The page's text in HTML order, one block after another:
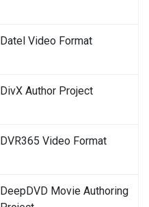
Datel Video Format
DivX Author Project
DVR365 Video Format
DeepDVD Movie Authoring